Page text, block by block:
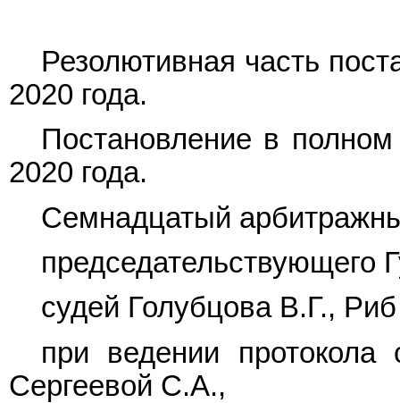
Резолютивная часть
2020 года.
Постановление в
2020 года.
Семнадцатый
председательствующего
судей Голубцова В.Г.,
при ведении протокола
Сергеевой С.А.,